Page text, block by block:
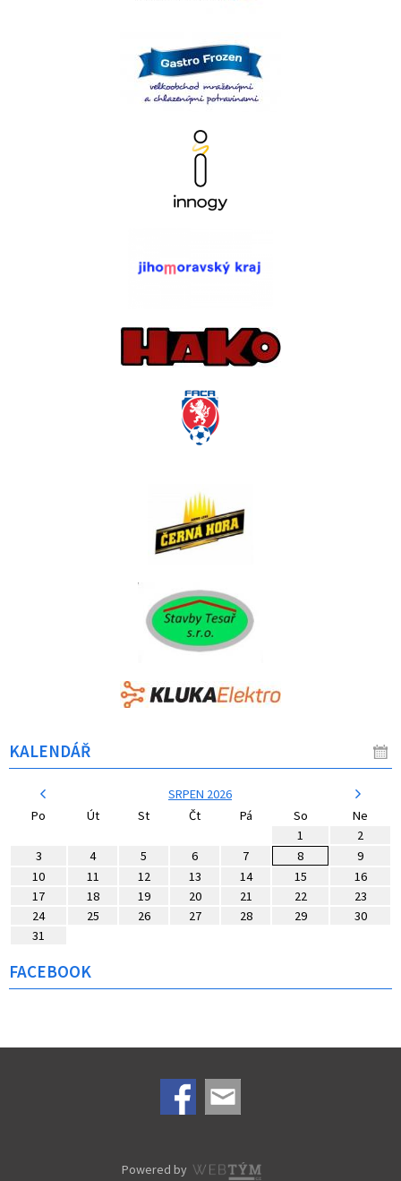
KALENDÁŘ
SRPEN 2026
Po
Út St Čt Pá So
Ne
1
2
3
4 5 6 7 8
9
10
11 12 13 14 15
16
17
18 19 20 21 22
23
24
25 26 27 28 29
30
31
FACEBOOK
Powered by